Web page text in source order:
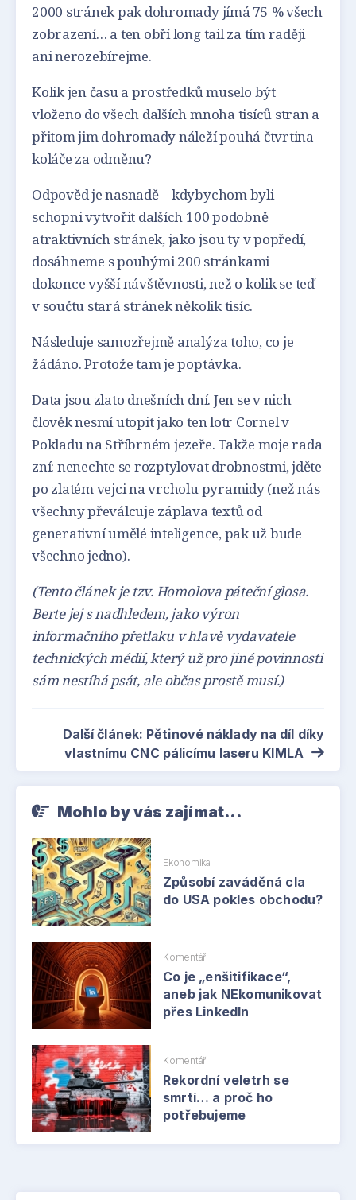
2000 stránek pak dohromady jímá 75 % všech
zobrazení… a ten obří long tail za tím raději
ani nerozebírejme.
Kolik jen času a prostředků muselo být
vloženo do všech dalších mnoha tisíců stran a
přitom jim dohromady náleží pouhá čtvrtina
koláče za odměnu?
Odpověd je nasnadě – kdybychom byli
schopni vytvořit dalších 100 podobně
atraktivních stránek, jako jsou ty v popředí,
dosáhneme s pouhými 200 stránkami
dokonce vyšší návštěvnosti, než o kolik se teď
v součtu stará stránek několik tisíc.
Následuje samozřejmě analýza toho, co je
žádáno. Protože tam je poptávka.
Data jsou zlato dnešních dní. Jen se v nich
člověk nesmí utopit jako ten lotr Cornel v
Pokladu na Stříbrném jezeře. Takže moje rada
zní: nenechte se rozptylovat drobnostmi, jděte
po zlatém vejci na vrcholu pyramidy (než nás
všechny převálcuje záplava textů od
generativní umělé inteligence, pak už bude
všechno jedno).
(Tento článek je tzv. Homolova páteční glosa.
Berte jej s nadhledem, jako výron
informačního přetlaku v hlavě vydavatele
technických médií, který už pro jiné povinnosti
sám nestíhá psát, ale občas prostě musí.)
Další článek: Pětinové náklady na díl díky
vlastnímu CNC pálicímu laseru KIMLA
Mohlo by vás zajímat...
Ekonomika
Způsobí zaváděná cla
do USA pokles obchodu?
Komentář
Co je „enšitifikace“,
aneb jak NEkomunikovat
přes LinkedIn
Komentář
Rekordní veletrh se
smrtí… a proč ho
potřebujeme